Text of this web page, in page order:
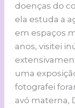
doenças do
ela estuda a
em espaços
anos, visitei
uma
fotografei
avó materna,